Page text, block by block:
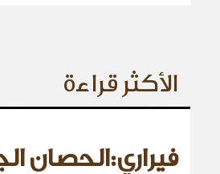
الأكثر قراءة
فيراري:الحصان